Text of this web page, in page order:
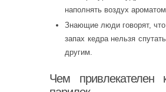
наполнять воздух
Знающие люди говорят,
запах кедра нельзя
другим.
Чем привлекателен